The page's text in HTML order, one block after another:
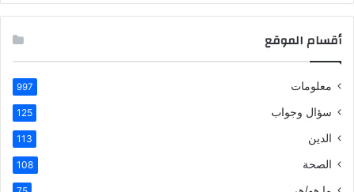
أقسام الموقع
معلومات 997
سؤال وجواب 125
الدين 113
الصحة 108